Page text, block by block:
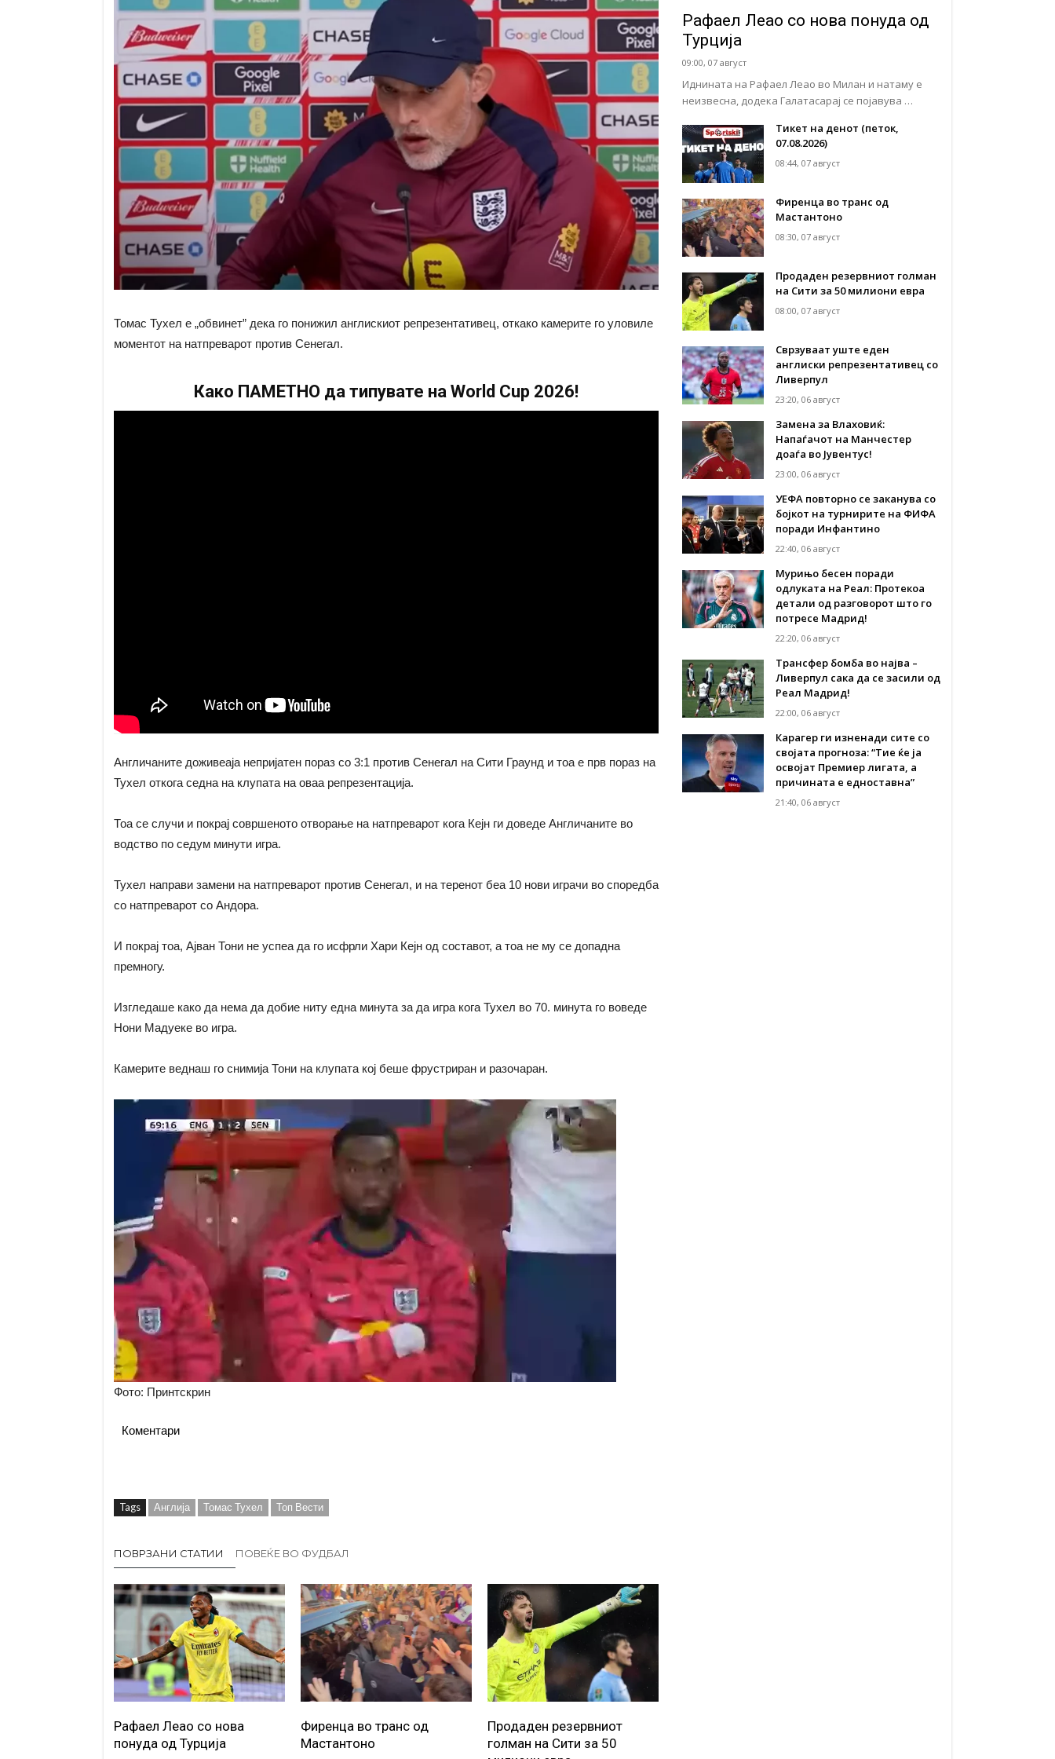
Томас Тухел е „обвинет” дека го понижил англискиот репрезентативец, откако камерите го уловиле
моментот на натпреварот против Сенегал.
Како ПАМЕТНО да типувате на World Cup 2026!
Англичаните доживеаја непријатен пораз со 3:1 против Сенегал на Сити Граунд и тоа е прв пораз на
Тухел откога седна на клупата на оваа репрезентација.
Тоа се случи и покрај совршеното отворање на натпреварот кога Кејн ги доведе Англичаните во
водство по седум минути игра.
Тухел направи замени на натпреварот против Сенегал, и на теренот беа 10 нови играчи во споредба
со натпреварот со Андора.
И покрај тоа, Ајван Тони не успеа да го исфрли Хари Кејн од составот, а тоа не му се допадна
премногу.
Изгледаше како да нема да добие ниту една минута за да игра кога Тухел во 70. минута го воведе
Нони Мадуеке во игра.
Камерите веднаш го снимија Тони на клупата кој беше фрустриран и разочаран.
Фото: Принтскрин
Коментари
Tags Англија Томас Тухел Топ Вести
ПОВРЗАНИ СТАТИИ ПОВЕЌЕ ВО ФУДБАЛ
Рафаел Леао со нова
понуда од Турција
Фиренца во транс од
Мастантоно
Продаден резервниот
голман на Сити за 50
Рафаел Леао со нова понуда од
Турција
09:00, 07 август
Иднината на Рафаел Леао во Милан и натаму е
неизвесна, додека Галатасарај се појавува …
Тикет на денот (петок,
07.08.2026)
08:44, 07 август
Фиренца во транс од
Мастантоно
08:30, 07 август
Продаден резервниот голман
на Сити за 50 милиони евра
08:00, 07 август
Сврзуваат уште еден
англиски репрезентативец со
Ливерпул
23:20, 06 август
Замена за Влаховиќ:
Напаѓачот на Манчестер
доаѓа во Јувентус!
23:00, 06 август
УЕФА повторно се заканува со
бојкот на турнирите на ФИФА
поради Инфантино
22:40, 06 август
Мурињо бесен поради
одлуката на Реал: Протекоа
детали од разговорот што го
потресе Мадрид!
22:20, 06 август
Трансфер бомба во најва –
Ливерпул сака да се засили од
Реал Мадрид!
22:00, 06 август
Карагер ги изненади сите со
својата прогноза: “Тие ќе ја
освојат Премиер лигата, а
причината е едноставна”
21:40, 06 август